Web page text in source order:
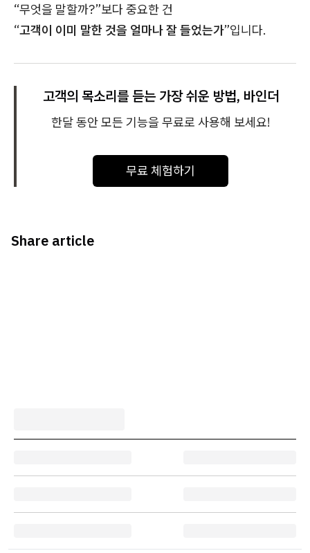
“무엇을 말할까?”보다 중요한 건
“고객이 이미 말한 것을 얼마나 잘 들었는가”입니다.
고객의 목소리를 듣는 가장 쉬운 방법, 바인더
한달 동안 모든 기능을 무료로 사용해 보세요!
무료 체험하기
Share article